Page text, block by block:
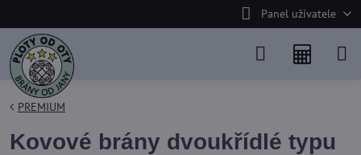
Panel uživatele
PREMIUM
Kovové brány dvoukřídlé typu